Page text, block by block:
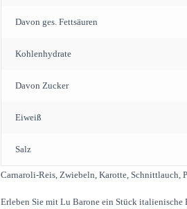
Davon ges. Fettsäuren
Kohlenhydrate
Davon Zucker
Eiweiß
Salz
Carnaroli-Reis, Zwiebeln, Karotte, Schnittlauch,
Erleben Sie mit Lu Barone ein Stück italienische